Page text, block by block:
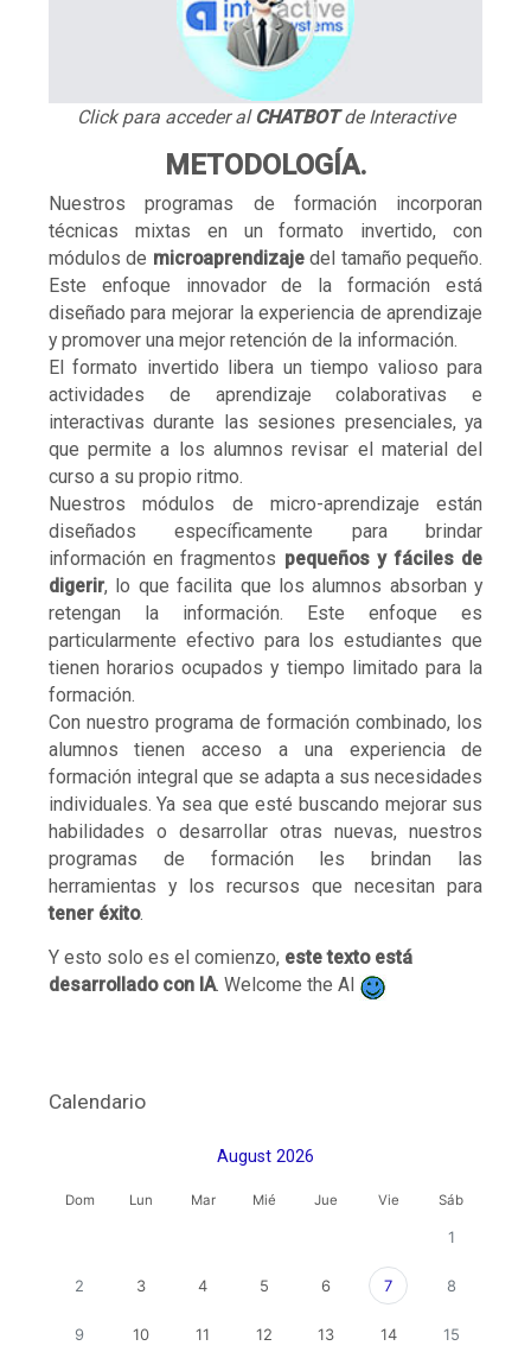
Click para acceder alCHATBOTde Interactive
METODOLOGÍA.
Nuestros programas de formación incorporan
técnicas mixtas en un formato invertido, con
módulos de microaprendizajedel tamaño pequeño.
Este enfoque innovador de la formación está
diseñado para mejorar la experiencia de aprendizaje
y promover una mejor retención de la información.
El formato invertido libera un tiempo valioso para
actividades de aprendizaje colaborativas e
interactivas durante las sesiones presenciales, ya
que permite a los alumnos revisar el material del
curso a su propio ritmo.
Nuestros módulos de micro-aprendizaje están
diseñados específicamente para brindar
información en fragmentos pequeños y fáciles de
digerir, lo que facilita que los alumnos absorban y
retengan la información. Este enfoque es
particularmente efectivo para los estudiantes que
tienen horarios ocupados y tiempo limitado para la
formación.
Con nuestro programa de formación combinado, los
alumnos tienen acceso a una experiencia de
formación integral que se adapta a sus necesidades
individuales. Ya sea que esté buscando mejorar sus
habilidades o desarrollar otras nuevas, nuestros
programas de formación les brindan las
herramientas y los recursos que necesitan para
tener éxito.
Y esto solo es el comienzo, este texto está
desarrollado con IA. Welcome the AI
Calendario
August 2026
Domingo
Dom Lunes
Lun Martes
Mar Miércoles
Mié Jueves
Jue Viernes
Vie Sábado
Sáb
Sin
1
Sin eventos, Sunday, 2 August
2 Sin eventos, Monday, 3 August
3 Sin eventos, Tuesday, 4 August
4 Sin eventos, Wednesday, 5 August
5 Sin eventos, Thursday, 6
6 Sin eventos,
7 Sin
8
Sin eventos, Sunday, 9 August
9 Sin eventos, Monday, 10 August
10 Sin eventos, Tuesday, 11 August
11 Sin eventos, Wednesday, 12 August
12 Sin eventos, Thursday, 13
13 Sin eventos, Friday,
14 Sin
15